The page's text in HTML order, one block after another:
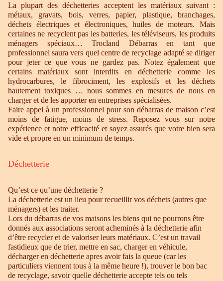
La plupart des déchetteries acceptent les matériaux suivant :
métaux, gravats, bois, verres, papier, plastique, branchages,
déchets électriques et électroniques, huiles de moteurs. Mais
certaines ne recyclent pas les batteries, les téléviseurs, les produits
ménagers spéciaux… Trocland Débarras en tant que
professionnel saura vers quel centre de recyclage adapté se diriger
pour jeter ce que vous ne gardez pas. Notez également que
certains matériaux sont interdits en déchetterie comme les
hydrocarbures, le fibrociment, les explosifs et les déchets
hautement toxiques … nous sommes en mesures de nous en
charger et de les apporter en entreprises spécialisées.
Faire appel à un professionnel pour son débarras de maison c’est
moins de fatigue, moins de stress. Reposez vous sur notre
expérience et notre efficacité et soyez assurés que votre bien sera
vide et propre en un minimum de temps.
Déchetterie
Qu’est ce qu’une déchetterie ?
La déchetterie est un lieu pour recueillir vos déchets (autres que
ménagers) et les traiter.
Lors du débarras de vos maisons les biens qui ne pourrons être
donnés aux associations seront acheminés à la déchetterie afin
d’être recycler et de valoriser leurs matériaux. C’est un travail
fastidieux que de trier, mettre en sac, charger en véhicule,
décharger en déchetterie apres avoir fais la queue (car les
particuliers viennent tous à la même heure !), trouver le bon bac
de recyclage, savoir quelle déchetterie accepte tels ou tels